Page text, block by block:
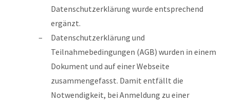
Datenschutzerklärung wurde entsprechend
ergänzt.
Datenschutzerklärung und
Teilnahmebedingungen (AGB) wurden in einem
Dokument und auf einer Webseite
zusammengefasst. Damit entfällt die
Notwendigkeit, bei Anmeldung zu einer